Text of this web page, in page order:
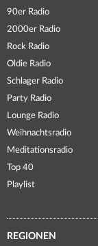
90er Radio
2000er Radio
Rock Radio
Oldie Radio
Schlager Radio
Party Radio
Lounge Radio
Weihnachtsradio
Meditationsradio
Top 40
Playlist
REGIONEN